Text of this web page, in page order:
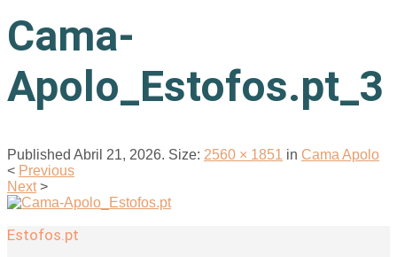
Cama-
Apolo_Estofos.pt_3
Published Abril 21, 2026. Size: 2560 × 1851 in Cama Apolo
< Previous
Next >
Estofos.pt